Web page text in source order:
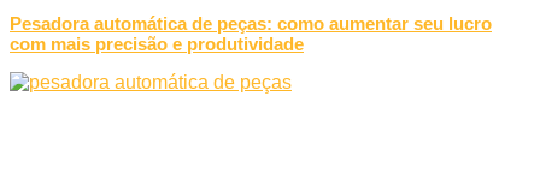
Pesadora automática de peças: como aumentar seu lucro
com mais precisão e produtividade